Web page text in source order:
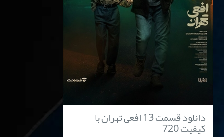
دانلود قسمت 13 افعی تهران با
کیفیت 720